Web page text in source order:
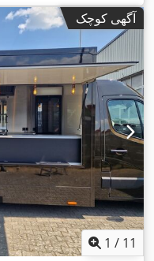
بارگیری:۳٬۷۰۰ میلی‌متر
ارتفاع فضای بارگیری:۲٬۳۰۰ میلی‌متر آگهی کوچک
1 / 11